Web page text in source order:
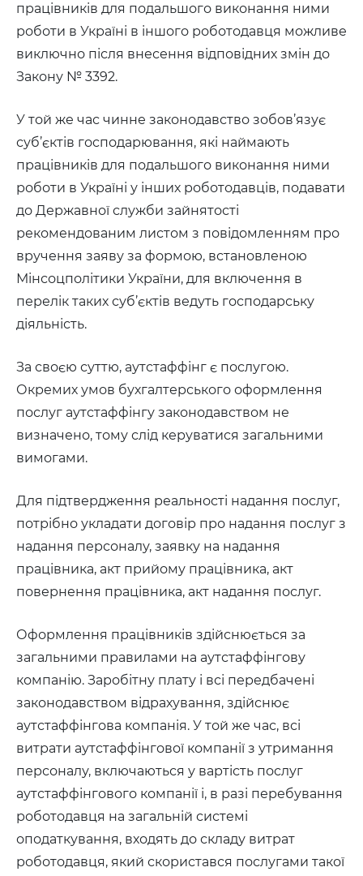
працівників для подальшого виконання ними
роботи в Україні в іншого роботодавця можливе
виключно після внесення відповідних змін до
Закону № 3392.
У той же час чинне законодавство зобов’язує
суб’єктів господарювання, які наймають
працівників для подальшого виконання ними
роботи в Україні у інших роботодавців, подавати
до Державної служби зайнятості
рекомендованим листом з повідомленням про
вручення заяву за формою, встановленою
Мінсоцполітики України, для включення в
перелік таких суб’єктів ведуть господарську
діяльність.
За своєю суттю, аутстаффінг є послугою.
Окремих умов бухгалтерського оформлення
послуг аутстаффінгу законодавством не
визначено, тому слід керуватися загальними
вимогами.
Для підтвердження реальності надання послуг,
потрібно укладати договір про надання послуг з
надання персоналу, заявку на надання
працівника, акт прийому працівника, акт
повернення працівника, акт надання послуг.
Оформлення працівників здійснюється за
загальними правилами на аутстаффінгову
компанію. Заробітну плату і всі передбачені
законодавством відрахування, здійснює
аутстаффінгова компанія. У той же час, всі
витрати аутстаффінгової компанії з утримання
персоналу, включаються у вартість послуг
аутстаффінгового компанії і, в разі перебування
роботодавця на загальній системі
оподаткування, входять до складу витрат
роботодавця, який скористався послугами такої